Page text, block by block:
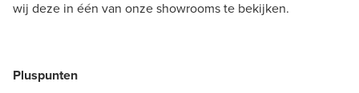
wij deze in één van onze showrooms te bekijken.
Pluspunten